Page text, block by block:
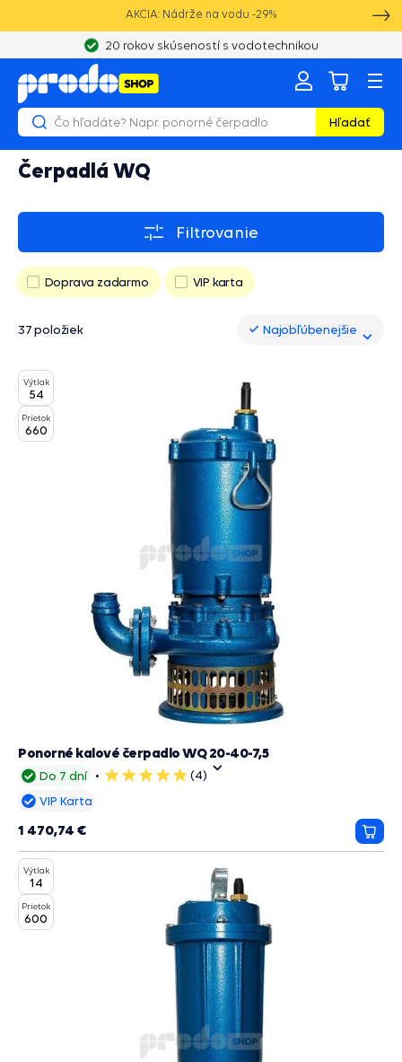
AKCIA: Nádrže na vodu -29%
20 rokov skúseností s vodotechnikou
Hľadať
Čerpadlá WQ
Filtrovanie
Doprava zadarmo VIP karta
37 položiek Najobľúbenejšie
Najobľúbenejšie
Výtlak
54
Prietok
660
Do 7 dní
5
(4)
Ponorné kalové čerpadlo WQ 20-40-7,5
VIP Karta
1 470,74 €
do
Výtlak
14
Prietok
600